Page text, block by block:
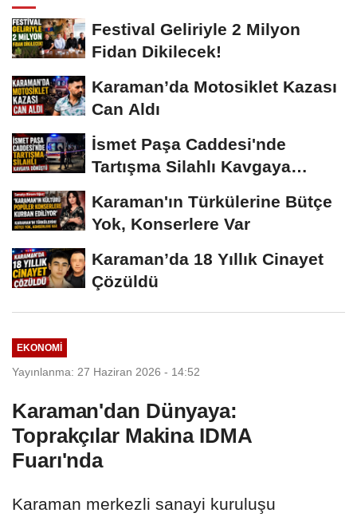
Festival Geliriyle 2 Milyon
Fidan Dikilecek!
Karaman’da Motosiklet Kazası
Can Aldı
İsmet Paşa Caddesi'nde
Tartışma Silahlı Kavgaya
Karaman'ın Türkülerine Bütçe
Yok, Konserlere Var
Karaman’da 18 Yıllık Cinayet
Çözüldü
EKONOMI
Yayınlanma: 27 Haziran 2026 - 14:52
Karaman'dan Dünyaya:
Toprakçılar Makina IDMA
Fuarı'nda
Karaman merkezli sanayi kuruluşu